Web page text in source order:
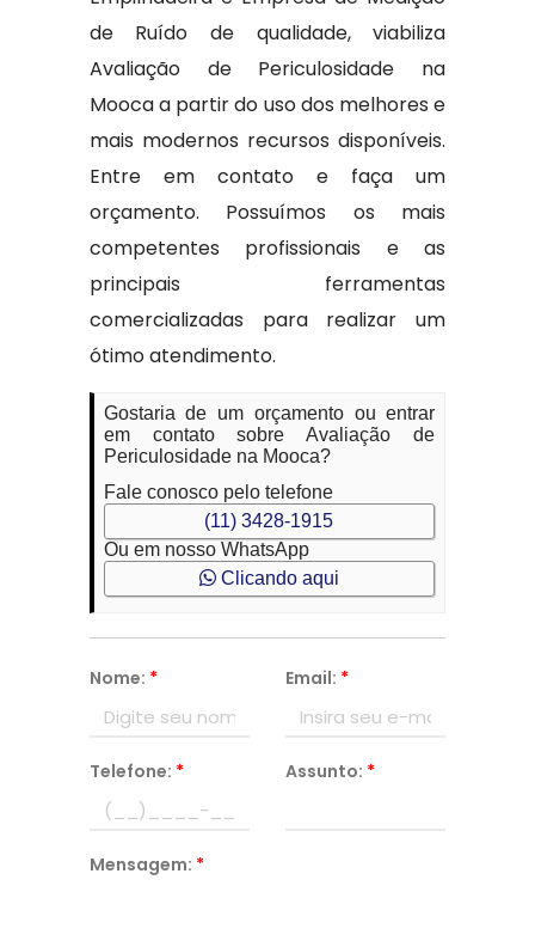
de Ruído de qualidade, viabiliza
Avaliação de Periculosidade na
Mooca a partir do uso dos melhores e
mais modernos recursos disponíveis.
Entre em contato e faça um
orçamento. Possuímos os mais
competentes profissionais e as
principais ferramentas
comercializadas para realizar um
ótimo atendimento.
Gostaria de um orçamento ou entrar
em contato sobre Avaliação de
Periculosidade na Mooca?
Fale conosco pelo telefone
(11) 3428-1915
Ou em nosso WhatsApp
Clicando aqui
Nome: * Email: *
Telefone: * Assunto: *
Mensagem: *